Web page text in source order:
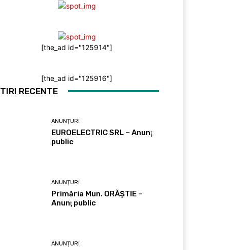
[the_ad id="125914"]
[the_ad id="125916"]
RECENTE
ANUNȚURI
EUROELECTRIC SRL – Anunţ
public
ANUNȚURI
Primăria Mun. ORĂȘTIE –
Anunţ public
ANUNȚURI